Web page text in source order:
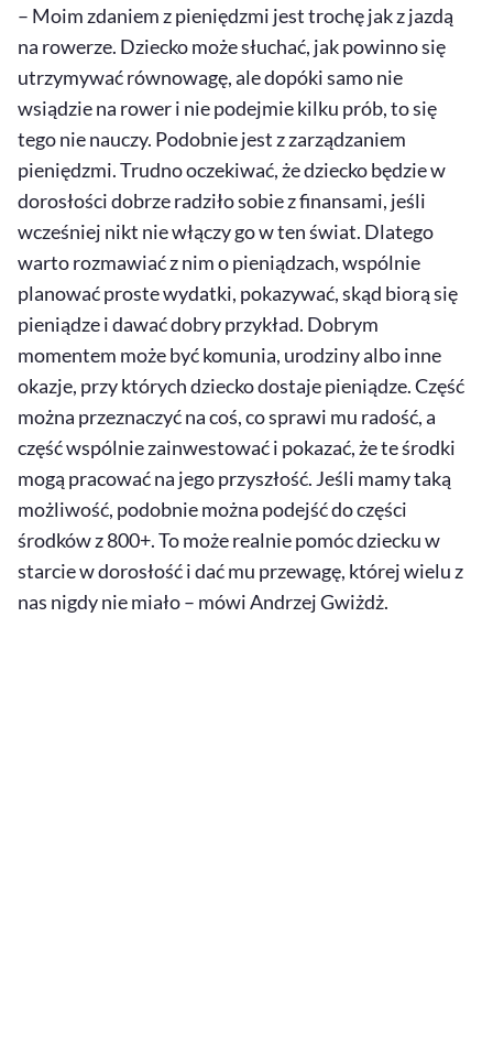
– Moim zdaniem z pieniędzmi jest trochę jak z jazdą
na rowerze. Dziecko może słuchać, jak powinno się
utrzymywać równowagę, ale dopóki samo nie
wsiądzie na rower i nie podejmie kilku prób, to się
tego nie nauczy. Podobnie jest z zarządzaniem
pieniędzmi. Trudno oczekiwać, że dziecko będzie w
dorosłości dobrze radziło sobie z finansami, jeśli
wcześniej nikt nie włączy go w ten świat. Dlatego
warto rozmawiać z nim o pieniądzach, wspólnie
planować proste wydatki, pokazywać, skąd biorą się
pieniądze i dawać dobry przykład. Dobrym
momentem może być komunia, urodziny albo inne
okazje, przy których dziecko dostaje pieniądze. Część
można przeznaczyć na coś, co sprawi mu radość, a
część wspólnie zainwestować i pokazać, że te środki
mogą pracować na jego przyszłość. Jeśli mamy taką
możliwość, podobnie można podejść do części
środków z 800+.To może realnie pomóc dziecku w
starcie w dorosłość i dać mu przewagę, której wielu z
nas nigdy nie miało – mówi Andrzej Gwiżdż.